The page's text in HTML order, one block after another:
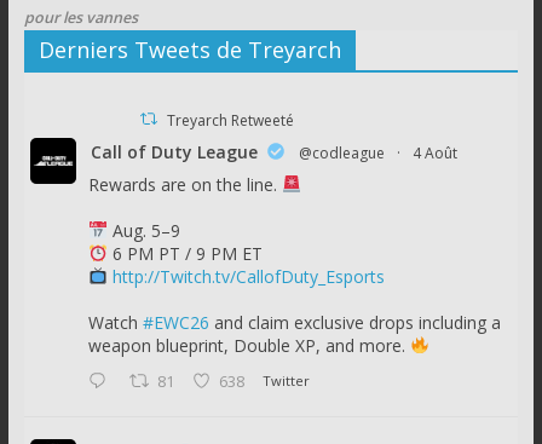
pour les vannes
Derniers Tweets de Treyarch
Treyarch Retweeté
Call of Duty League @codleague · 4 Août
Rewards are on the line.
Aug. 5–9
6 PM PT / 9 PM ET
http://Twitch.tv/CallofDuty_Esports
Watch #EWC26 and claim exclusive drops including a
weapon blueprint, Double XP, and more.
81 638 Twitter